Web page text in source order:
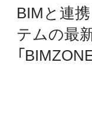
BIMと連
テムの最
「